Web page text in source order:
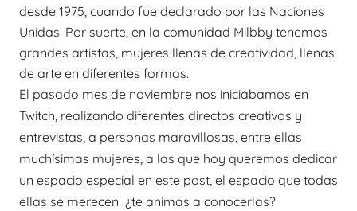
desde 1975, cuando fue declarado por las Naciones
Unidas. Por suerte, en la comunidad Milbby tenemos
grandes artistas, mujeres llenas de creatividad, llenas
de arte en diferentes formas.
El pasado mes de noviembre nos iniciábamos en
Twitch, realizando diferentes directos creativos y
entrevistas, a personas maravillosas, entre ellas
muchísimas mujeres, a las que hoy queremos dedicar
un espacio especial en este post, el espacio que todas
ellas se merecen ¿te animas a conocerlas?